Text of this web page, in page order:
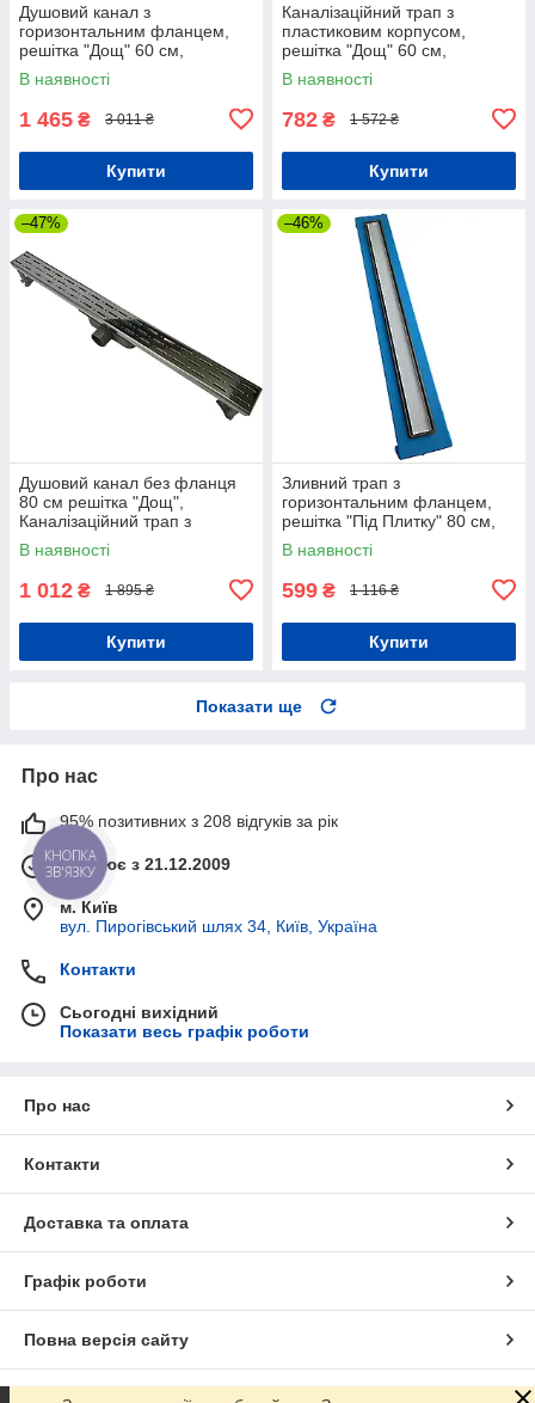
Душовий канал з
горизонтальним фланцем,
решітка "Дощ" 60 см,
Душовий лоток з подвійним
гідрозатвором
В наявності
1 465 ₴ 3 011 ₴
Купити
Каналізаційний трап з
пластиковим корпусом,
решітка "Дощ" 60 см,
Душовий канал з
горизонтальним фланцем
В наявності
782 ₴ 1 572 ₴
Купити
–47%
Душовий канал без фланця
80 см решітка "Дощ",
Каналізаційний трап з
подвійним гідрозатвором
В наявності
1 012 ₴ 1 895 ₴
Купити
–46%
Зливний трап з
горизонтальним фланцем,
решітка "Під Плитку" 80 см,
Душовий канал з подвійним
гідрозатвором
В наявності
599 ₴ 1 116 ₴
Купити
Показати ще
Про нас
95% позитивних з 208 відгуків за рік
Працює з 21.12.2009
м. Київ
вул. Пирогівський шлях 34, Київ, Україна
Контакти
Сьогодні вихідний
Показати весь графік роботи
Про нас
Контакти
Доставка та оплата
Графік роботи
Повна версія сайту
Сайт створено на маркетплейсі Prom.ua
КНОПКА
ЗВ'ЯЗКУ